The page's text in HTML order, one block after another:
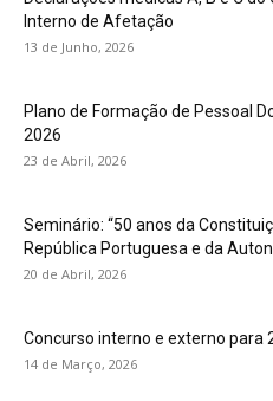
Interno de Afetação
13 de Junho, 2026
Plano de Formação de Pessoal
2026
23 de Abril, 2026
Seminário: “50 anos da
República Portuguesa e da
20 de Abril, 2026
Concurso interno e externo para
14 de Março, 2026